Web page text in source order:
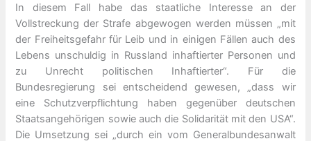
In diesem Fall habe das staatliche Interesse an der
Vollstreckung der Strafe abgewogen werden müssen „mit
der Freiheitsgefahr für Leib und in einigen Fällen auch des
Lebens unschuldig in Russland inhaftierter Personen und
zu Unrecht politischen Inhaftierter“. Für die
Bundesregierung sei entscheidend gewesen, „dass wir
eine Schutzverpflichtung haben gegenüber deutschen
Staatsangehörigen sowie auch die Solidarität mit den USA“.
Die Umsetzung sei „durch ein vom Generalbundesanwalt